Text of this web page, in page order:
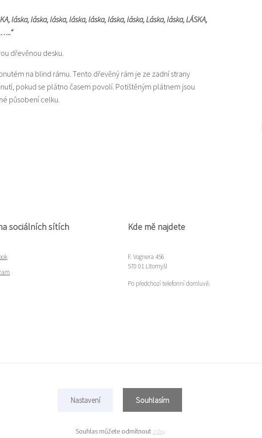
láska, láska, láska, láska, láska, láska, láska, Láska, láska, LÁSKA,
dřevěnou desku.
na blind rámu. Tento dřevěný rám je ze zadní strany
pokud se plátno časem povolí. Potištěným plátnem jsou
působení celku.
sociálních sítích Kde mě najdete
F. Vognera 456
570 01 Litomyšl
Po předchozí telefonní domluvě.
Nastavení Souhlasím
Souhlas můžete odmítnout zde.